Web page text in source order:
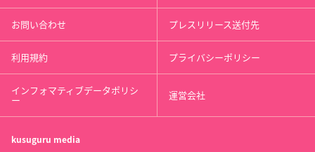
お問い合わせ プレスリリース送付先
利用規約 プライバシーポリシー
インフォマティブデータポリシ
ー 運営会社
kusuguru media